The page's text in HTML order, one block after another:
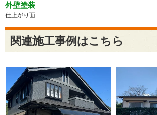
外壁塗装
仕上がり面
関連施工事例はこちら